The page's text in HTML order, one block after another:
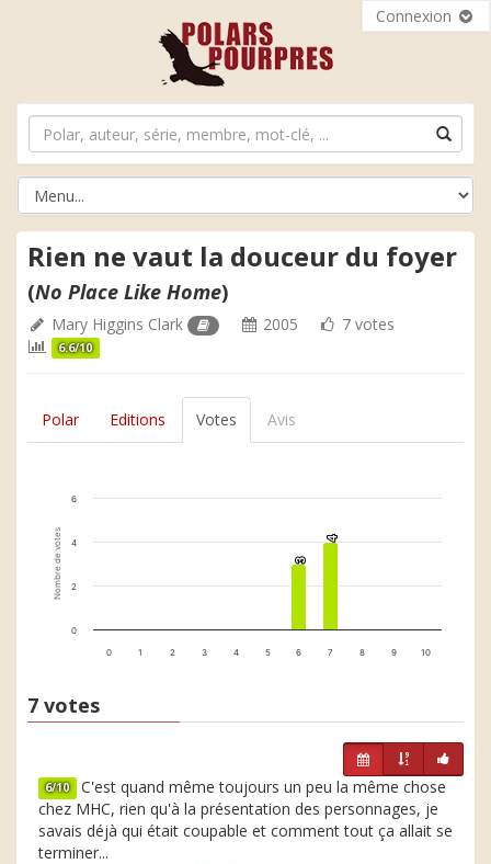
Connexion
Rien ne vaut la douceur du foyer
(No Place Like Home)
Mary Higgins Clark 2005 7 votes
6.6/10
Polar Editions Votes Avis
Nombre de votes 3
3
4
4
0 1 2 3 4 5 6 7 8 9 10
0
2
4
6
7 votes
6/10 C'est quand même toujours un peu la même chose
chez MHC, rien qu'à la présentation des personnages, je
savais déjà qui était coupable et comment tout ça allait se
terminer...